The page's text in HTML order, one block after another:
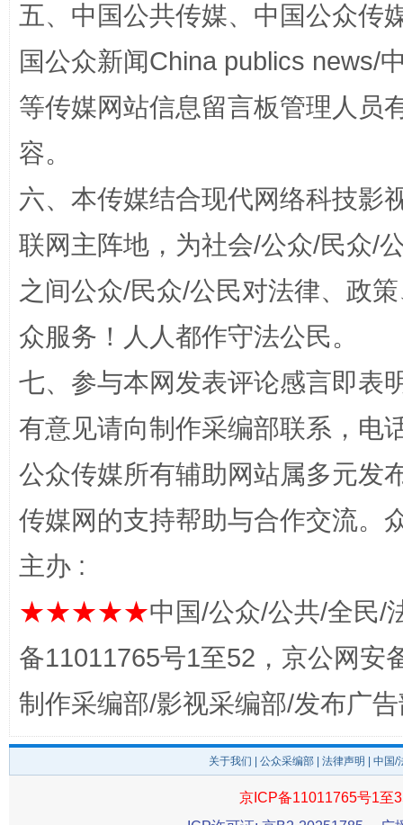
招工难、用工荒背后
网上购药对药下症？
五、中国公共传媒、中国公众传
国公众新闻China publics news/
等传媒网站信息留言板管理人员
容。
六、本传媒结合现代网络科技影
联网主阵地，为社会/公众/民众/
之间公众/民众/公民对法律、政
众服务！人人都作守法公民。
七、参与本网发表评论感言即表
有意见请向制作采编部联系，电
公众传媒所有辅助网站属多元发
传媒网的支持帮助与合作交流。
主办 :
★★★★★中国/公众/公共/全民/
备11011765号1至52，京公网安
制作采编部/影视采编部/发布广
关于我们 公众采编部 法律声明 | 中国
京ICP备11011765号1至